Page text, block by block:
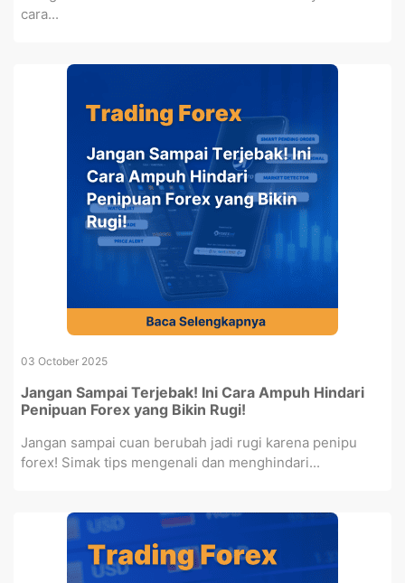
cara...
03 October 2025
Jangan Sampai Terjebak! Ini Cara Ampuh Hindari
Penipuan Forex yang Bikin Rugi!
Jangan sampai cuan berubah jadi rugi karena penipu
forex! Simak tips mengenali dan menghindari...